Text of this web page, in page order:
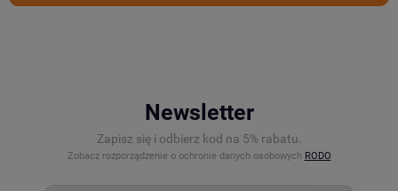
Newsletter
Zapisz się i odbierz kod na 5% rabatu.
Zobacz rozporządzenie o ochronie danych osobowych RODO